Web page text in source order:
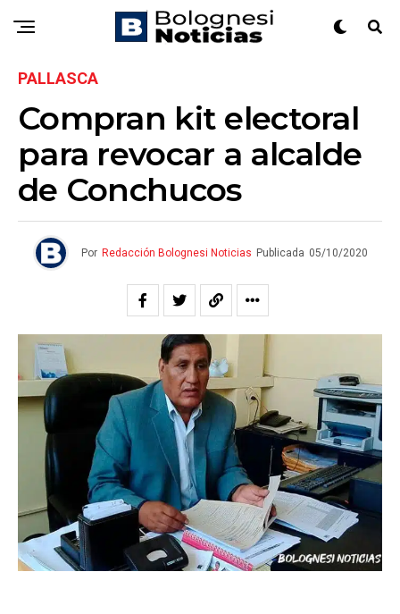
PALLASCA
Compran kit electoral
para revocar a alcalde
de Conchucos
Por Redacción Bolognesi Noticias Publicada 05/10/2020